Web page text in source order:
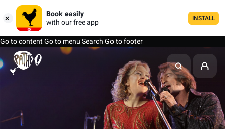
Book easily
with our free app
INSTALL
Go to contentGo to menuSearchGo to footer